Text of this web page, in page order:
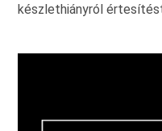
készlethiányról